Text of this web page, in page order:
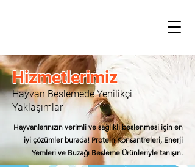
Hizmetlerimiz
Hayvan Beslemede Yenilikçi
Yaklaşımlar
Hayvanlarınızın verimli ve sağlıklı beslenmesi için en
iyi çözümler burada! Protein Konsantreleri, Enerji
Yemleri ve Buzağı Besleme Ürünleriyle tanışın.